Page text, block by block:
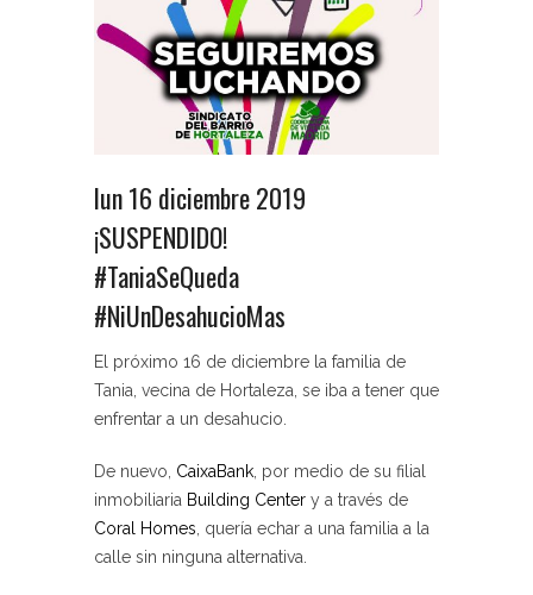
lun 16 diciembre 2019
¡SUSPENDIDO!
#TaniaSeQueda
#NiUnDesahucioMas
El próximo 16 de diciembre la familia de
Tania, vecina de Hortaleza, se iba a tener que
enfrentar a un desahucio.
De nuevo, CaixaBank , por medio de su filial
inmobiliaria Building Center y a través de
Coral Homes , quería echar a una familia a la
calle sin ninguna alternativa.